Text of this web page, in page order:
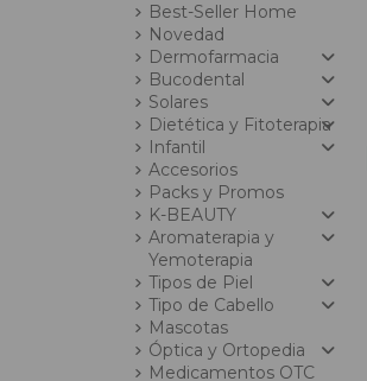
Best-Seller Home
Novedad
Dermofarmacia
Bucodental
Solares
Dietética y Fitoterapia
Infantil
Accesorios
Packs y Promos
K-BEAUTY
Aromaterapia y
Yemoterapia
Tipos de Piel
Tipo de Cabello
Mascotas
Óptica y Ortopedia
Medicamentos OTC